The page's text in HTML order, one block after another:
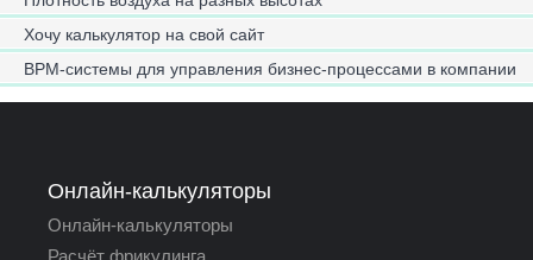
Хочу калькулятор на свой сайт
BPM-системы для управления бизнес-процессами в компании
Онлайн-калькуляторы
Онлайн-калькуляторы
Расчёт фрикулинга